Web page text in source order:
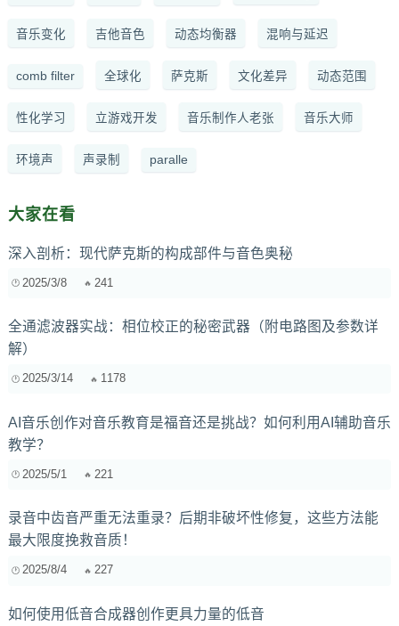
音乐变化 吉他音色 动态均衡器 混响与延迟
comb filter 全球化 萨克斯 文化差异 动态范围
性化学习 立游戏开发 音乐制作人老张 音乐大师
环境声 声录制 paralle
大家在看
深入剖析：现代萨克斯的构成部件与音色奥秘
2025/3/8 241
全通滤波器实战：相位校正的秘密武器（附电路图及参数详
解）
2025/3/14 1178
AI音乐创作对音乐教育是福音还是挑战？如何利用AI辅助音乐
教学？
2025/5/1 221
录音中齿音严重无法重录？后期非破坏性修复，这些方法能
最大限度挽救音质！
2025/8/4 227
如何使用低音合成器创作更具力量的低音